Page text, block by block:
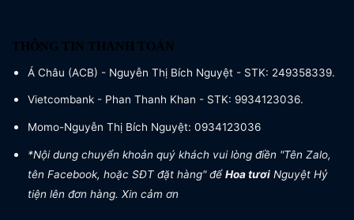
THÔNG TIN THANH TOÁN
Á Châu (ACB) - Nguyễn Thị Bích Nguyệt - STK: 249358339.
Vietcombank - Phan Thanh Khan - STK: 9934123036.
Momo-Nguyễn Thị Bích Nguyệt: 0934123036
*Nội dung chuyển khoản quý khách vui lòng điền "Tên Zalo,
tên Facebook, hoặc SĐT đặt hàng" đểHoa tươi Nguyệt Hỷ
tiện lên đơn hàng. Xin cảm ơn